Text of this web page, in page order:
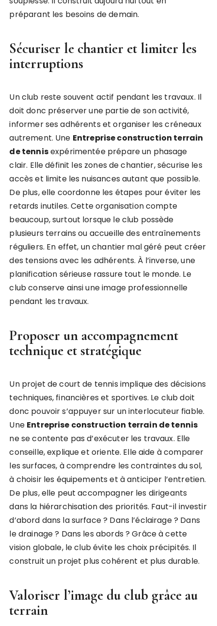
préparant les besoins de demain.
Sécuriser le chantier et limiter les
interruptions
Un club reste souvent actif pendant les travaux. Il
doit donc préserver une partie de son activité,
informer ses adhérents et organiser les créneaux
autrement. Une Entreprise construction terrain
de tennisexpérimentée prépare un phasage
clair. Elle définit les zones de chantier, sécurise les
accès et limite les nuisances autant que possible.
De plus, elle coordonne les étapes pour éviter les
retards inutiles. Cette organisation compte
beaucoup, surtout lorsque le club possède
plusieurs terrains ou accueille des entraînements
réguliers. En effet, un chantier mal géré peut créer
des tensions avec les adhérents. À l’inverse, une
planification sérieuse rassure tout le monde. Le
club conserve ainsi une image professionnelle
pendant les travaux.
Proposer un accompagnement
technique et stratégique
Un projet de court de tennis implique des décisions
techniques, financières et sportives. Le club doit
donc pouvoir s’appuyer sur un interlocuteur fiable.
Une Entreprise construction terrain de tennis
ne se contente pas d’exécuter les travaux. Elle
conseille, explique et oriente. Elle aide à comparer
les surfaces, à comprendre les contraintes du sol,
à choisir les équipements et à anticiper l’entretien.
De plus, elle peut accompagner les dirigeants
dans la hiérarchisation des priorités. Faut-il investir
d’abord dans la surface ? Dans l’éclairage ? Dans
le drainage ? Dans les abords ? Grâce à cette
vision globale, le club évite les choix précipités. Il
construit un projet plus cohérent et plus durable.
Valoriser l’image du club grâce au
terrain